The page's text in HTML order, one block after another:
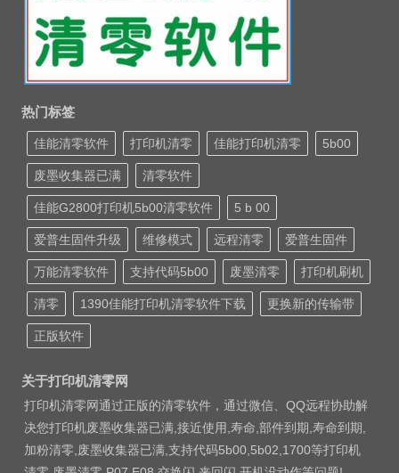
热门标签
佳能清零软件 打印机清零 佳能打印机清零 5b00
废墨收集器已满 清零软件
佳能G2800打印机5b00清零软件 5 b 00
爱普生固件升级 维修模式 远程清零 爱普生固件
万能清零软件 支持代码5b00 废墨清零 打印机刷机
清零 1390佳能打印机清零软件下载 更换新的传输带
正版软件
关于打印机清零网
打印机清零网通过正版的清零软件，通过微信、QQ远程协助解
决您打印机废墨收集器已满,接近使用,寿命,部件到期,寿命到期,
加粉清零,废墨收集器已满,支持代码5b00,5b02,1700等打印机